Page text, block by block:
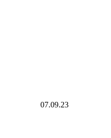
07.09.23